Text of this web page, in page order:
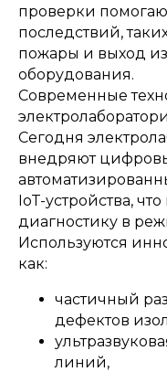
проверки
последствий,
пожары и выход
оборудования.
Современные
Сегодня
внедряют
IoT-устройства,
диагностику в
Используются
как:
частичный
дефектов
линий,
ОСТАЛИСЬ
свяжемся с
насколько это